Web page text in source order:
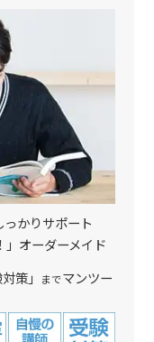
かりサポート
」オーダーメイド
策」 までマンツー